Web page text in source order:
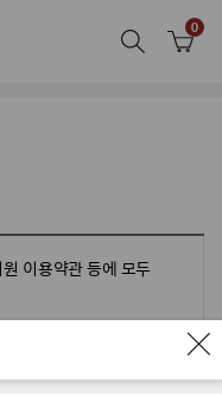
이용약관 등에 모두